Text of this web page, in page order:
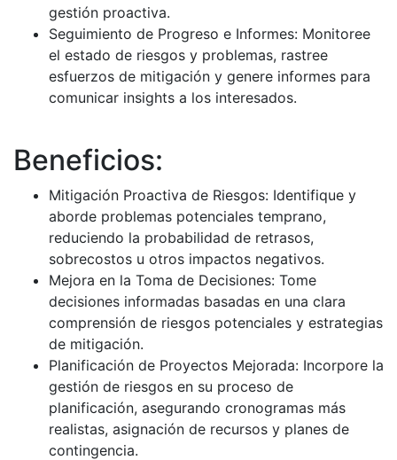
gestión proactiva.
Seguimiento de Progreso e Informes: Monitoree
el estado de riesgos y problemas, rastree
esfuerzos de mitigación y genere informes para
comunicar insights a los interesados.
Beneficios:
Mitigación Proactiva de Riesgos: Identifique y
aborde problemas potenciales temprano,
reduciendo la probabilidad de retrasos,
sobrecostos u otros impactos negativos.
Mejora en la Toma de Decisiones: Tome
decisiones informadas basadas en una clara
comprensión de riesgos potenciales y estrategias
de mitigación.
Planificación de Proyectos Mejorada: Incorpore la
gestión de riesgos en su proceso de
planificación, asegurando cronogramas más
realistas, asignación de recursos y planes de
contingencia.